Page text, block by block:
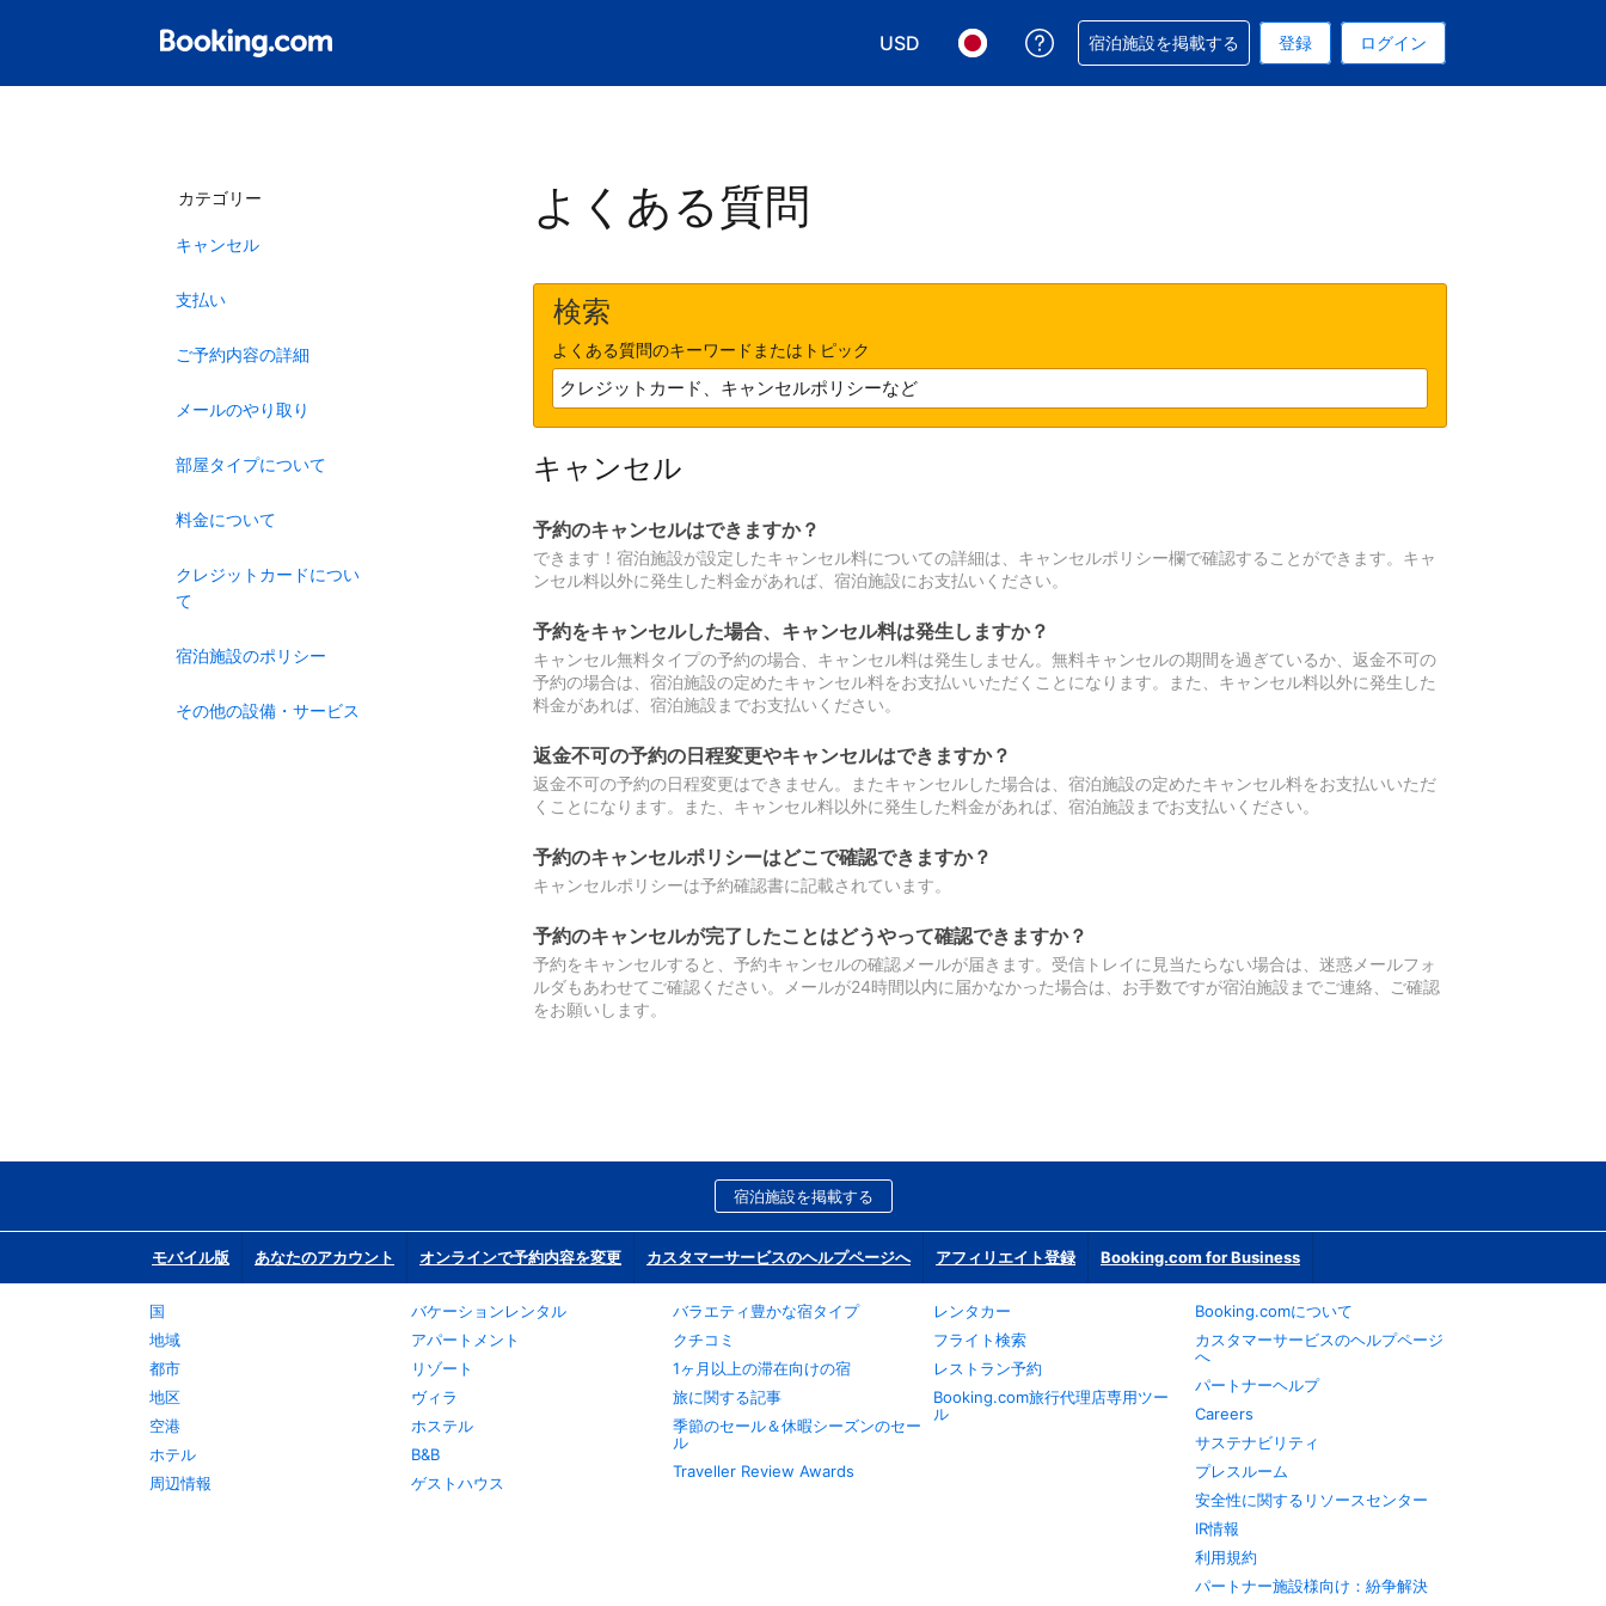
USD
表示通貨を選択. 現在選択中の表示通貨はUSドルです
言語を選択. 現在選択中の言語は日本語です
予約に関するサポートを受けられます
宿泊施設を掲載する 登録 ログイン
カテゴリー
キャンセル
支払い
ご予約内容の詳細
メールのやり取り
部屋タイプについて
料金について
クレジットカードについ
て
宿泊施設のポリシー
その他の設備・サービス
よくある質問
検索
よくある質問のキーワードまたはトピック
キャンセル
予約のキャンセルはできますか？
できます！宿泊施設が設定したキャンセル料についての詳細は、キャンセルポリシー欄で確認することができます。キャ
ンセル料以外に発生した料金があれば、宿泊施設にお支払いください。
予約をキャンセルした場合、キャンセル料は発生しますか？
キャンセル無料タイプの予約の場合、キャンセル料は発生しません。無料キャンセルの期間を過ぎているか、返金不可の
予約の場合は、宿泊施設の定めたキャンセル料をお支払いいただくことになります。また、キャンセル料以外に発生した
料金があれば、宿泊施設までお支払いください。
返金不可の予約の日程変更やキャンセルはできますか？
返金不可の予約の日程変更はできません。またキャンセルした場合は、宿泊施設の定めたキャンセル料をお支払いいただ
くことになります。また、キャンセル料以外に発生した料金があれば、宿泊施設までお支払いください。
予約のキャンセルポリシーはどこで確認できますか？
キャンセルポリシーは予約確認書に記載されています。
予約のキャンセルが完了したことはどうやって確認できますか？
予約をキャンセルすると、予約キャンセルの確認メールが届きます。受信トレイに見当たらない場合は、迷惑メールフォ
ルダもあわせてご確認ください。メールが24時間以内に届かなかった場合は、お手数ですが宿泊施設までご連絡、ご確認
をお願いします。
宿泊施設を掲載する
モバイル版 あなたのアカウント オンラインで予約内容を変更 カスタマーサービスのヘルプページへ アフィリエイト登録 Booking.com for Business
国
地域
都市
地区
空港
ホテル
周辺情報
バケーションレンタル
アパートメント
リゾート
ヴィラ
ホステル
B&B
ゲストハウス
バラエティ豊かな宿タイプ
クチコミ
1ヶ月以上の滞在向けの宿
旅に関する記事
季節のセール＆休暇シーズンのセー
ル
Traveller Review Awards
レンタカー
フライト検索
レストラン予約
Booking.com旅行代理店専用ツー
ル
Booking.comについて
カスタマーサービスのヘルプページ
へ
パートナーヘルプ
Careers
サステナビリティ
プレスルーム
安全性に関するリソースセンター
IR情報
利用規約
パートナー施設様向け：紛争解決